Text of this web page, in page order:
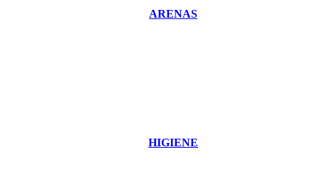
ARENAS
HIGIENE